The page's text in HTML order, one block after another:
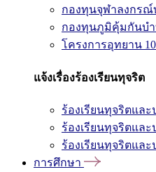
กองทุนจุฬาลงกร
กองทุนภูมิคุ้มกันบำ
โครงการอุทยาน
แจ้งเรื่องร้องเรียนทุจริต
ร้องเรียนทุจริตแล
ร้องเรียนทุจริตแล
ร้องเรียนทุจริตแล
การศึกษา